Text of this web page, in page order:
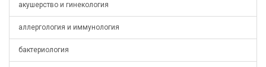
акушерство и гинекология
аллергология и иммунология
бактериология